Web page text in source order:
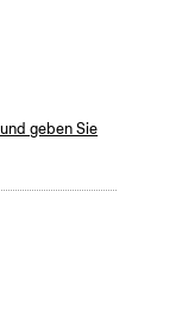
geben Sie